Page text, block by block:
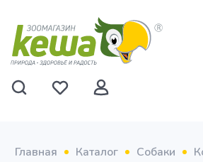
Главная Каталог Собаки